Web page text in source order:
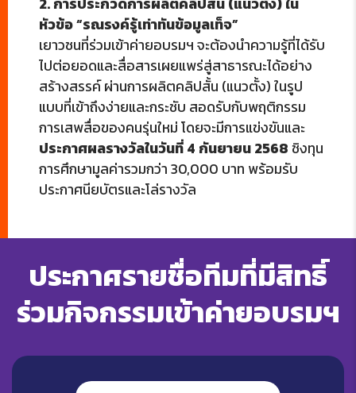
2. การประกวดการผลิตคลิปสั้น (แนวตั้ง) ใน
หัวข้อ “รณรงค์รู้เท่าทันข้อมูลเท็จ”
เยาวชนที่ร่วมเข้าค่ายอบรมฯ จะต้องนำความรู้ที่ได้รับ
ไปต่อยอดและสื่อสารเผยแพร่สู่สาธารณะได้อย่าง
สร้างสรรค์ ผ่านการผลิตคลิปสั้น (แนวตั้ง) ในรูป
แบบที่เข้าถึงง่ายและกระชับ สอดรับกับพฤติกรรม
การเสพสื่อของคนรุ่นใหม่ โดยจะมีการแข่งขันและ
ประกาศผลรางวัลในวันที่ 4 กันยายน 2568ชิงทุน
การศึกษามูลค่ารวมกว่า 30,000 บาท พร้อมรับ
ประกาศนียบัตรและโล่รางวัล
ประกาศรายชื่อทีมที่มีสิทธิ์
ร่วมกิจกรรมเข้าค่ายอบรมฯ